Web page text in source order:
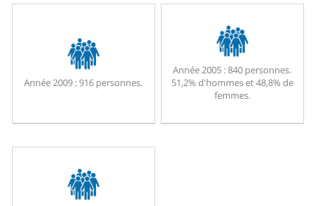
Année 2009 :916 personnes.
Année 2005 :840 personnes.
51,2% d'hommes et 48,8% de
femmes.